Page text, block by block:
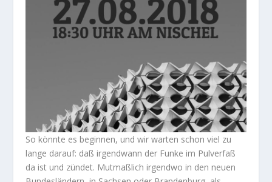
So könnte es beginnen, und wir warten schon viel zu
lange darauf: daß irgendwann der Funke im Pulverfaß
da ist und zündet. Mutmaßlich irgendwo in den neuen